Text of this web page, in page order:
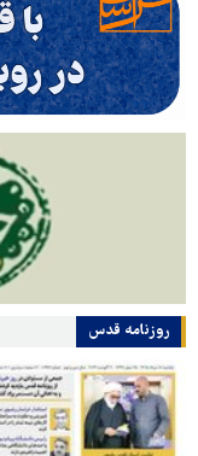
روزنامه قدس